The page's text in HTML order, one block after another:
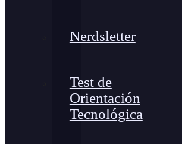
Nerdsletter
Test de
Orientación
Tecnológica